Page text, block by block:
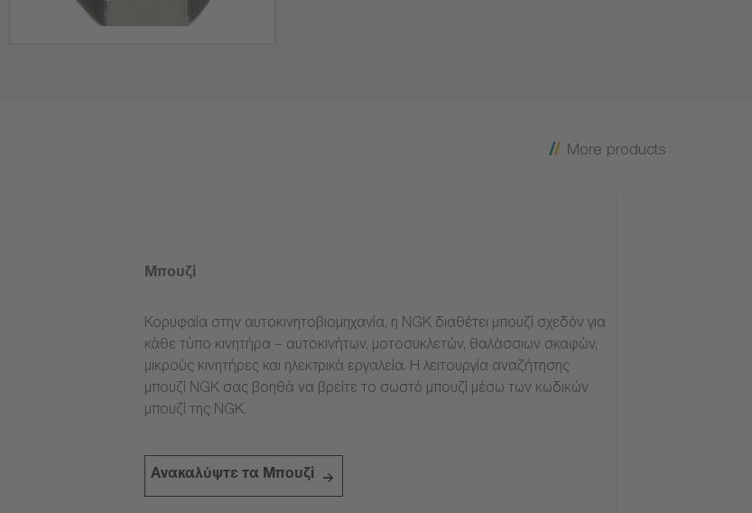
More products
Μπουζί
Κορυφαία στην αυτοκινητοβιομηχανία, η NGK διαθέτει μπουζί σχεδόν για
κάθε τύπο κινητήρα – αυτοκινήτων, μοτοσυκλετών, θαλάσσιων σκαφών,
μικρούς κινητήρες και ηλεκτρικά εργαλεία. Η λειτουργία αναζήτησης
μπουζί NGK σας βοηθά να βρείτε το σωστό μπουζί μέσω των κωδικών
μπουζί της NGK.
Ανακαλύψτε τα Μπουζί